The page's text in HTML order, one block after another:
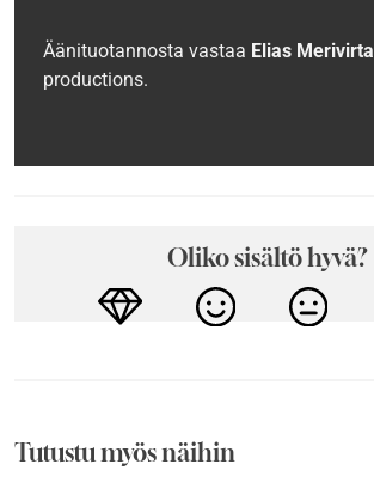
Äänituotannosta vastaa Elias Merivirta
productions.
Oliko sisältö hyvä?
Tutustu myös näihin